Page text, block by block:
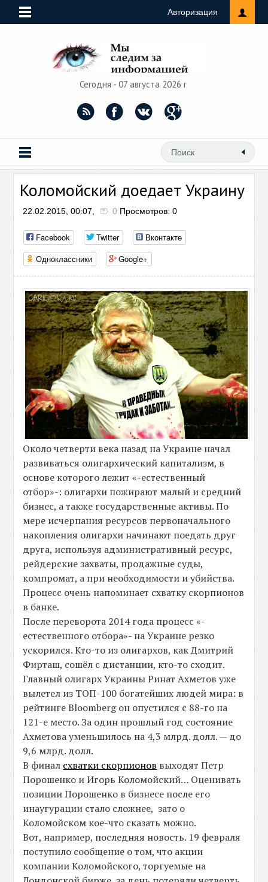
Авторизация
Сегодня - 07 августа 2026 г
Коломойский доедает Украину
22.02.2015, 00:07, 0 Просмотров: 0
Facebook Twitter
Вконтакте
Одноклассники
Google+
Около четверти века назад на Украине начал
развиваться олигархический капитализм, в
основе которого лежит «-естественный
отбор»-: олигархи пожирают малый и средний
бизнес, а также государственные активы. По
мере исчерпания ресурсов первоначального
накопления олигархи начинают поедать друг
друга, используя административный ресурс,
рейдерские захваты, продажные суды,
компромат, а при необходимости и убийства.
Процесс очень напоминает схватку скорпионов
в банке.
После переворота 2014 года процесс «-
естественного отбора»- на Украине резко
ускорился. Кто-то из олигархов, как Дмитрий
Фирташ, сошёл с дистанции, кто-то сходит.
Главный олигарх Украины Ринат Ахметов уже
вылетел из ТОП-100 богатейших людей мира: в
рейтинге Bloomberg он опустился с 88-го на
121-е место. За один прошлый год состояние
Ахметова уменьшилось на 4,3 млрд. долл. — до
9,6 млрд. долл.
В финал схватки скорпионов выходят Петр
Порошенко и Игорь Коломойский… Оценивать
позиции Порошенко в бизнесе после его
инаугурации стало сложнее, зато о
Коломойском кое-что сказать можно.
Вот, например, последняя новость. 19 февраля
поступило сообщение о том, что акции
компании Коломойского, торгуемые на